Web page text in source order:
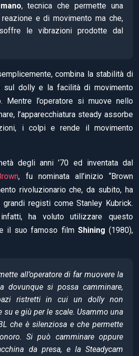
, tecnica che permette una
e di movimento ma che,
le vibrazioni prodotte dal
combina la stabilità di
sul dolly e la facilità di movimento
Mentre l’operatore si muove nello
l’apparecchiatura steady assorbe
i colpi e rende il movimento
degli anni ’70 ed inventata dal
, fu nominata all’inizio “Brown
rivoluzionario che, da subito, ha
grandi registi come Stanley Kubrick.
ha voluto utilizzare questo
il suo famoso film Shining (1980),
all’operatore di far muovere la
dovunque si possa camminare,
ristretti in cui un dolly non
su e giù per le scale. Usammo una
che è silenziosa e che permette
Si può camminare oppure
da presa, e la Steadycam